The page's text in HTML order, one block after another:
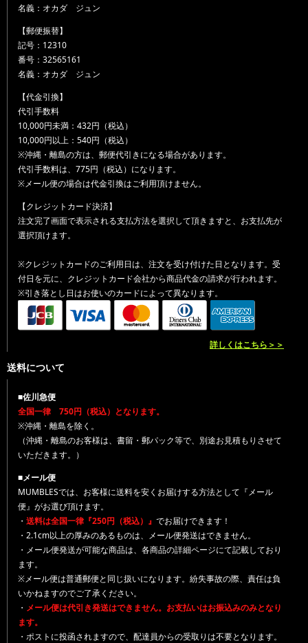
名義：オカダ ジュン
【郵便振替】
記号：12310
番号：32565161
名義：オカダ ジュン
【代金引換】
代引手数料
10,000円未満：432円（税込）
10,000円以上：540円（税込）
※沖縄・離島の方は、郵便代引きになる場合があります。
代引手数料は、775円（税込）になります。
※メール便の場合は代金引換はご利用頂けません。
【クレジットカード決済】
注文完了画面で表示される支払方法を選択して頂きますと、お支払先が
選択頂けます。
※クレジットカードのご利用日は、注文を受け付けた日となります。受
付日を元に、クレジットカード会社から商品代金の請求が行われます。
※引き落とし日はお使いのカードによって異なります。
詳しくはこちら＞＞
送料について
■佐川急便
全国一律 750円（税込）となります。
※沖縄・離島を除く。
（沖縄・離島のお客様は、書留・郵パック等で、別途お見積もりさせて
いただきます。）
■メール便
MUMBLESでは、お客様に送料を安くお届けする方法として『メール
便』がお選び頂けます。
・ 送料は全国一律『250円（税込）』 でお届けできます！
・2.1cm以上の厚みのあるものは、メール便発送はできません。
・メール便発送が可能な商品は、各商品の詳細ページにて記載しており
ます。
※メール便は普通郵便と同じ扱いになります。紛失事故の際、責任は負
いかねますのでご了承ください。
・ メール便は代引き発送はできません。お支払いはお振込みのみとなり
ます。
・ポストに投函されますので、配達員からの受取りは不要となります。